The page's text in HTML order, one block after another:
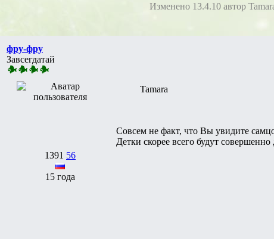
Изменено 13.4.10 автор
фру-фру
Завсегдатай
1391 56
15 года
Tamara
Совсем не факт, что Вы увидите
Детки скорее всего будут совершенно